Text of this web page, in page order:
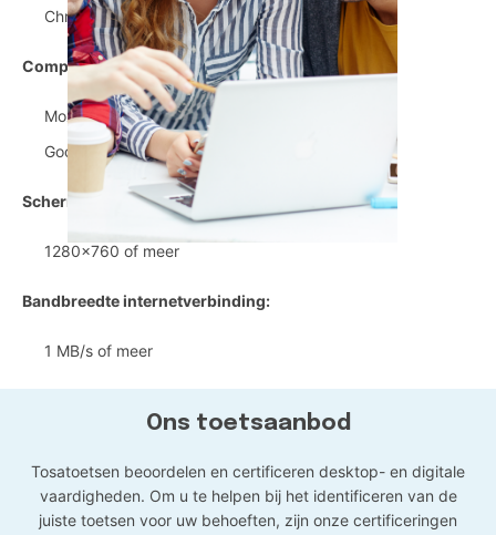
Chrome OS 87 en recenter
Compatibele browsers:
Mozilla Firefox 90 en recenter
Google Chrome 90 en recenter
Schermresolutie:
1280x760 of meer
Bandbreedte internetverbinding:
1 MB/s of meer
Ons toetsaanbod
Tosatoetsen beoordelen en certificeren desktop- en digitale
vaardigheden. Om u te helpen bij het identificeren van de
juiste toetsen voor uw behoeften, zijn onze certificeringen